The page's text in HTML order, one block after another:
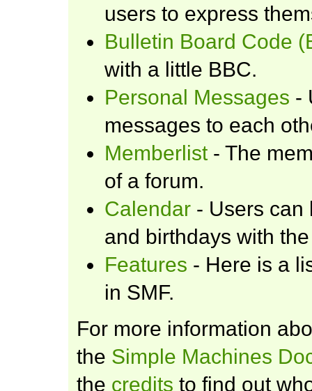
users to express
Bulletin Board Code
with a little BBC.
Personal Messages -
messages to each
Memberlist - The
of a forum.
Calendar - Users can
and birthdays with
Features - Here is a
in SMF.
For more information
the Simple Machines
the credits to find out